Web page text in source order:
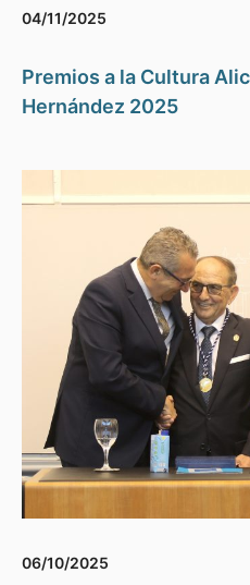
04/11/2025
Premios a la Cultura
Hernández 2025
06/10/2025